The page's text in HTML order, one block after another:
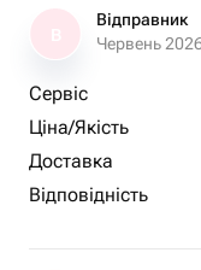
Відправник
Червень
Сервіс
Ціна/Якість
Доставка
Відповідність